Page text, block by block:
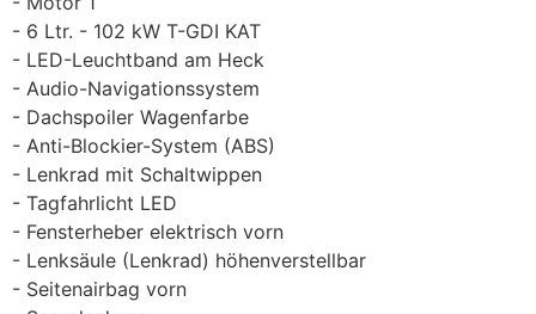
6 Ltr. - 102 kW T-GDI KAT
LED-Leuchtband am Heck
Audio-Navigationssystem
Dachspoiler Wagenfarbe
Anti-Blockier-System (ABS)
Lenkrad mit Schaltwippen
Tagfahrlicht LED
Fensterheber elektrisch vorn
Lenksäule (Lenkrad) höhenverstellbar
Seitenairbag vorn